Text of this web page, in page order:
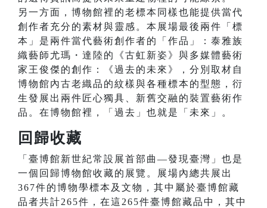
另一方面，博物館裡的老標本同樣也能提供當代
創作者充分的素材與靈感。本展場最後兩件「標
本」是兩件當代藝術創作者的「作品」：泰雅族
織藝師尤瑪・達陸的《古虹新姿》與多媒體藝術
家王俊傑的創作：《過去的未來》，分別取材自
博物館內古老織品的紋樣與各種標本的型態，衍
生發展出兩件匠心獨具、新舊交融的裝置藝術作
品。在博物館裡，「過去」也就是「未來」。
回歸收藏
「臺博館新世紀常設展首部曲—發現臺灣」也是
一個回歸博物館收藏的展覽。展場內總共展出
367件的博物學標本及文物，其中屬於臺博館藏
品者共計265件，在這265件臺博館藏品中，其中